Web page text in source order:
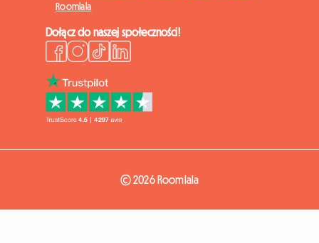
Roomlala
Dołącz do naszej społeczności!
© 2026 Roomlala